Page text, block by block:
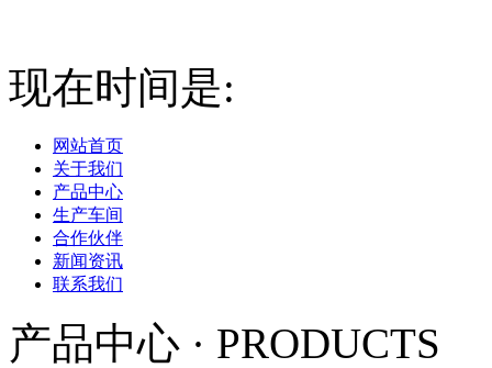
现在时间是:
网站首页
关于我们
产品中心
生产车间
合作伙伴
新闻资讯
联系我们
产品中心 · PRODUCTS